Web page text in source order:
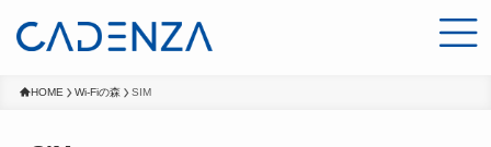
HOME Wi-Fiの森 SIM